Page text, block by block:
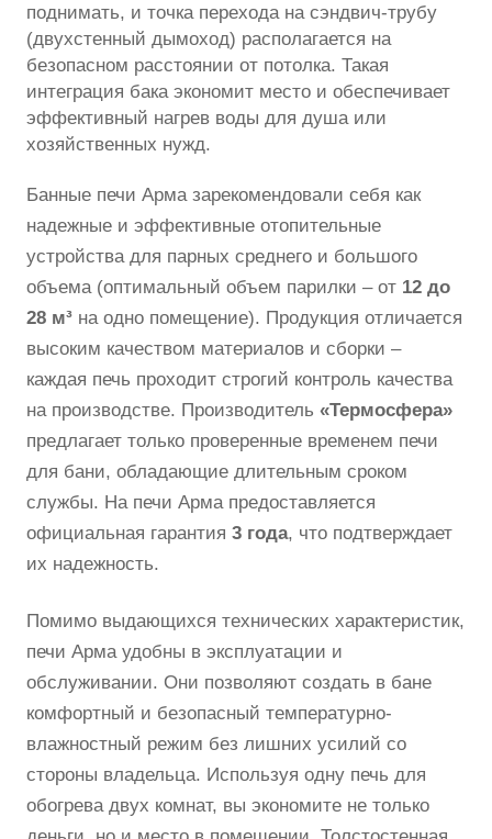
поднимать, и точка перехода на сэндвич-трубу
(двухстенный дымоход) располагается на
безопасном расстоянии от потолка. Такая
интеграция бака экономит место и обеспечивает
эффективный нагрев воды для душа или
хозяйственных нужд.
Банные печи Арма зарекомендовали себя как
надежные и эффективные отопительные
устройства для парных среднего и большого
объема (оптимальный объем парилки – от 12 до
28 м³ на одно помещение). Продукция отличается
высоким качеством материалов и сборки –
каждая печь проходит строгий контроль качества
на производстве. Производитель «Термосфера»
предлагает только проверенные временем печи
для бани, обладающие длительным сроком
службы. На печи Арма предоставляется
официальная гарантия 3 года, что подтверждает
их надежность.
Помимо выдающихся технических характеристик,
печи Арма удобны в эксплуатации и
обслуживании. Они позволяют создать в бане
комфортный и безопасный температурно-
влажностный режим без лишних усилий со
стороны владельца. Используя одну печь для
обогрева двух комнат, вы экономите не только